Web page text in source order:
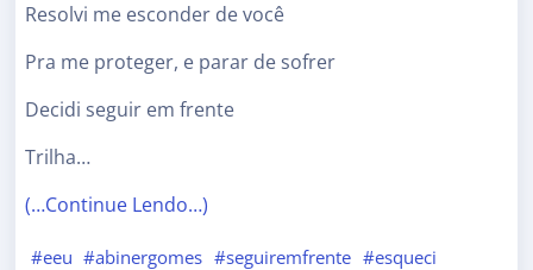
Resolvi me esconder de você
Pra me proteger, e parar de sofrer
Decidi seguir em frente
Trilha…
(…Continue Lendo…)
#eeu #abinergomes #seguiremfrente #esqueci